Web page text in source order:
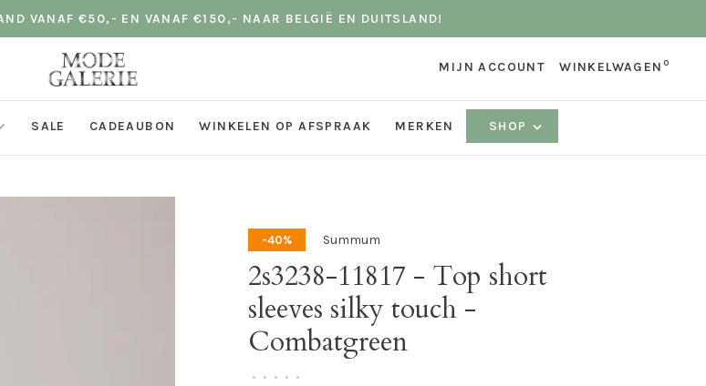
VANAF €50,- EN VANAF €150,- NAAR BELGIË EN DUITSLAND!
MIJN ACCOUNT WINKELWAGEN 0
SALE CADEAUBON WINKELEN OP AFSPRAAK MERKEN SHOP
-40% Summum
2s3238-11817 - Top short
sleeves silky touch -
Combatgreen
• • • • •